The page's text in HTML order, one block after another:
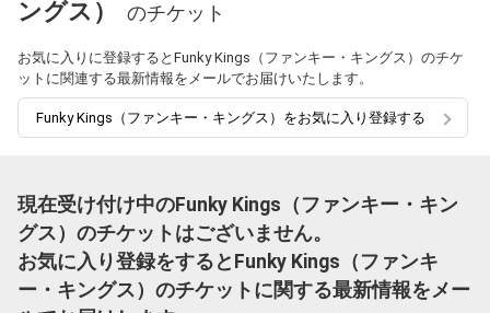
ングス）
のチケット
お気に入りに登録するとFunky Kings（ファンキー・キングス）のチケ
ットに関連する最新情報をメールでお届けいたします。
Funky Kings（ファンキー・キングス）をお気に入り登録する
現在受け付け中のFunky Kings（ファンキー・キン
グス）のチケットはございません。
お気に入り登録をするとFunky Kings（ファンキ
ー・キングス）のチケットに関する最新情報をメー